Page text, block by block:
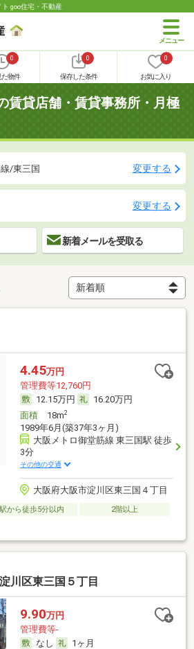
goo住宅・不動産
0
物件
0
保存した条件
0
お気に入り
賃貸店舗・賃貸事務所・月極
/東三国 変更する
変更する
新着メールを受取る
4.45万円
管理費等12,760円
12.15万円
16.20万円
面積18m2
1989年6月(築37年3ヶ月)
大阪メトロ御堂筋線 東三国駅 徒歩
3分
その他の交通
大阪府大阪市淀川区東三国４丁目
駅から徒歩5分以内
2階以上
川区東三国５丁目
9.90万円
管理費等-
なし
1ヶ月